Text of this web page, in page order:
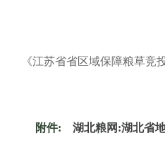
《江苏省省区域保障粮草竞
附件: 湖北粮网:湖北省